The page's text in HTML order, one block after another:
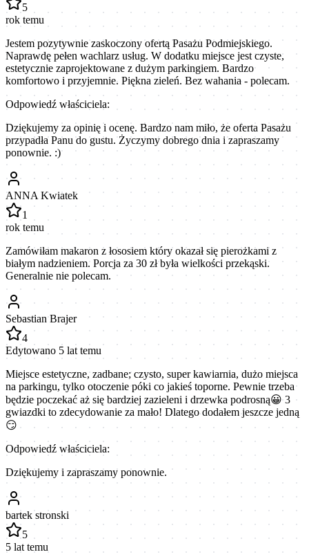
5
rok temu
Jestem pozytywnie zaskoczony ofertą Pasażu Podmiejskiego.
Naprawdę pełen wachlarz usług. W dodatku miejsce jest czyste,
estetycznie zaprojektowane z dużym parkingiem. Bardzo
komfortowo i przyjemnie. Piękna zieleń. Bez wahania - polecam.
Odpowiedź właściciela:
Dziękujemy za opinię i ocenę. Bardzo nam miło, że oferta Pasażu
przypadła Panu do gustu. Życzymy dobrego dnia i zapraszamy
ponownie. :)
ANNA Kwiatek
1
rok temu
Zamówiłam makaron z łososiem który okazał się pierożkami z
białym nadzieniem. Porcja za 30 zł była wielkości przekąski.
Generalnie nie polecam.
Sebastian Brajer
4
Edytowano 5 lat temu
Miejsce estetyczne, zadbane; czysto, super kawiarnia, dużo miejsca
na parkingu, tylko otoczenie póki co jakieś toporne. Pewnie trzeba
będzie poczekać aż się bardziej zazieleni i drzewka podrosną😀 3
gwiazdki to zdecydowanie za mało! Dlatego dodałem jeszcze jedną
😏
Odpowiedź właściciela:
Dziękujemy i zapraszamy ponownie.
bartek stronski
5
5 lat temu